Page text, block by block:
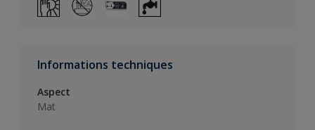
Informations techniques
Aspect
Mat